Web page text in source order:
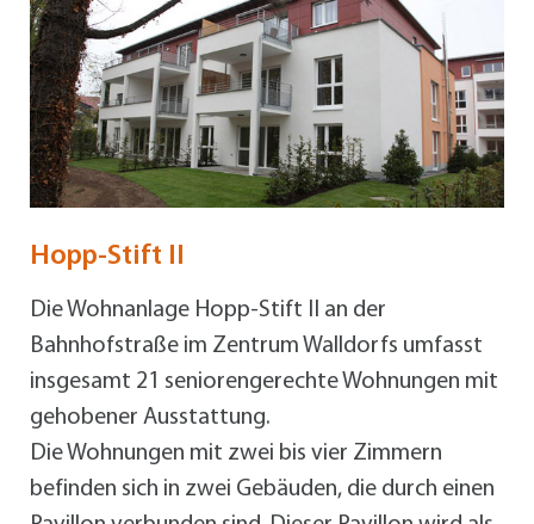
Hopp-Stift II
Die Wohnanlage Hopp-Stift II an der
Bahnhofstraße im Zentrum Walldorfs umfasst
insgesamt 21 seniorengerechte Wohnungen mit
gehobener Ausstattung.
Die Wohnungen mit zwei bis vier Zimmern
befinden sich in zwei Gebäuden, die durch einen